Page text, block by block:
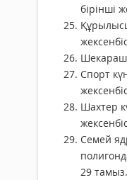
бірінші
Спорт
Шахтер
Семей
29 тамыз.